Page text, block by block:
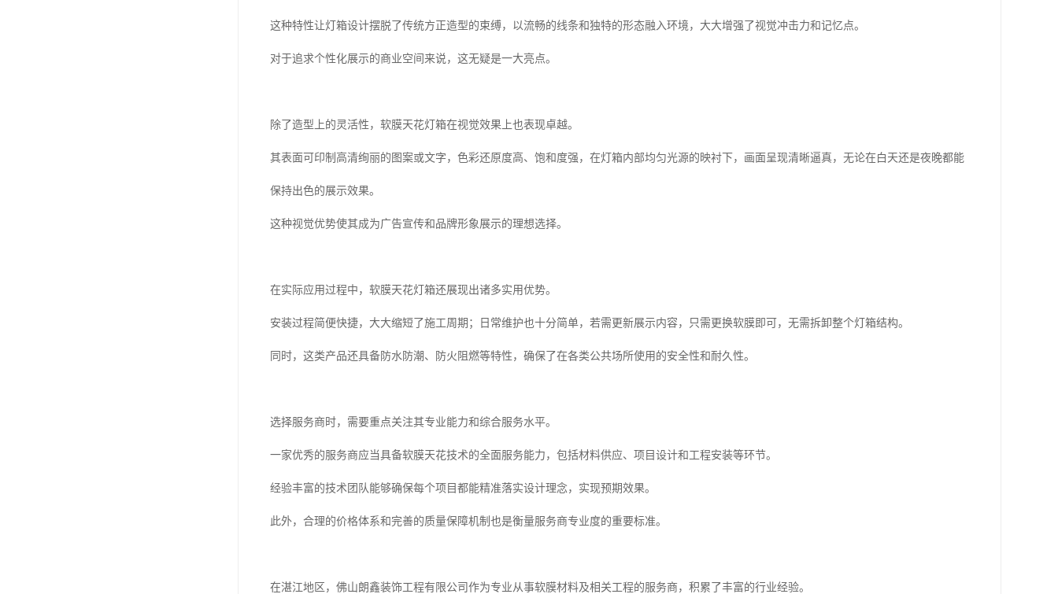
这种特性让灯箱设计摆脱了传统方正造型的束缚，以流畅的线条和独特的形态融入环境，大大增强了视觉冲击力和记忆点。
对于追求个性化展示的商业空间来说，这无疑是一大亮点。
除了造型上的灵活性，软膜天花灯箱在视觉效果上也表现卓越。
其表面可印制高清绚丽的图案或文字，色彩还原度高、饱和度强，在灯箱内部均匀光源的映衬下，画面呈现清晰逼真，无论在白天还是夜晚都能
保持出色的展示效果。
这种视觉优势使其成为广告宣传和品牌形象展示的理想选择。
在实际应用过程中，软膜天花灯箱还展现出诸多实用优势。
安装过程简便快捷，大大缩短了施工周期；日常维护也十分简单，若需更新展示内容，只需更换软膜即可，无需拆卸整个灯箱结构。
同时，这类产品还具备防水防潮、防火阻燃等特性，确保了在各类公共场所使用的安全性和耐久性。
选择服务商时，需要重点关注其专业能力和综合服务水平。
一家优秀的服务商应当具备软膜天花技术的全面服务能力，包括材料供应、项目设计和工程安装等环节。
经验丰富的技术团队能够确保每个项目都能精准落实设计理念，实现预期效果。
此外，合理的价格体系和完善的质量保障机制也是衡量服务商专业度的重要标准。
在湛江地区，佛山朗鑫装饰工程有限公司作为专业从事软膜材料及相关工程的服务商，积累了丰富的行业经验。